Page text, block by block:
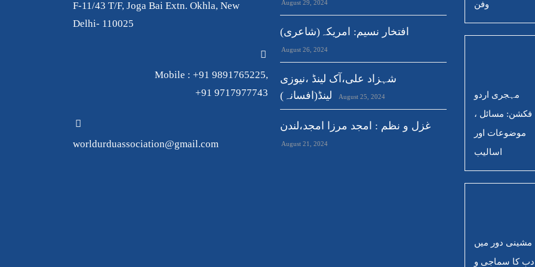
F-11/43 T/F, Joga Bai Extn. Okhla, New
Delhi- 110025
Mobile : +91 9891765225,
+91 9717977743
worldurduassociation@gmail.com
August 29, 2024
افتخار نسیم: امریکہ(شاعری)
August 26, 2024
شہزاد علی،آک لینڈ ،نیوزی
لینڈ(افسانہ)
August 25, 2024
غزل و نظم : امجد مرزا امجد،لندن
August 21, 2024
وفن
مہجری اردو
فکشن: مسائل ،
موضوعات اور
اسالیب
مشینی دور میں
کا سماجی و